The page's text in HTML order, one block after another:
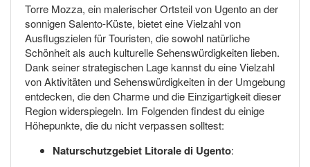
Torre Mozza, ein malerischer Ortsteil von Ugento an der
sonnigen Salento-Küste, bietet eine Vielzahl von
Ausflugszielen für Touristen, die sowohl natürliche
Schönheit als auch kulturelle Sehenswürdigkeiten lieben.
Dank seiner strategischen Lage kannst du eine Vielzahl
von Aktivitäten und Sehenswürdigkeiten in der Umgebung
entdecken, die den Charme und die Einzigartigkeit dieser
Region widerspiegeln. Im Folgenden findest du einige
Höhepunkte, die du nicht verpassen solltest:
Naturschutzgebiet Litorale di Ugento: